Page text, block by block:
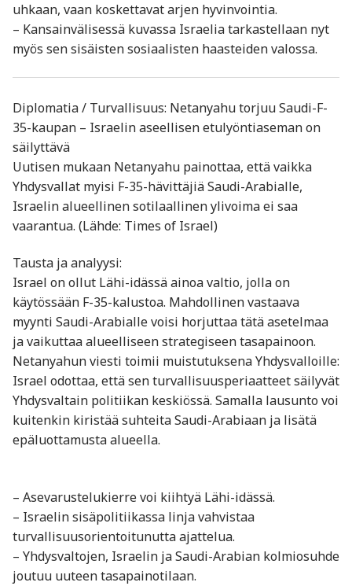
uhkaan, vaan koskettavat arjen hyvinvointia.
– Kansainvälisessä kuvassa Israelia tarkastellaan nyt
myös sen sisäisten sosiaalisten haasteiden valossa.
Diplomatia / Turvallisuus: Netanyahu torjuu Saudi-F-
35-kaupan – Israelin aseellisen etulyöntiaseman on
säilyttävä
Uutisen mukaan Netanyahu painottaa, että vaikka
Yhdysvallat myisi F-35-hävittäjiä Saudi-Arabialle,
Israelin alueellinen sotilaallinen ylivoima ei saa
vaarantua. (Lähde: Times of Israel)
Tausta ja analyysi:
Israel on ollut Lähi-idässä ainoa valtio, jolla on
käytössään F-35-kalustoa. Mahdollinen vastaava
myynti Saudi-Arabialle voisi horjuttaa tätä asetelmaa
ja vaikuttaa alueelliseen strategiseen tasapainoon.
Netanyahun viesti toimii muistutuksena Yhdysvalloille:
Israel odottaa, että sen turvallisuusperiaatteet säilyvät
Yhdysvaltain politiikan keskiössä. Samalla lausunto voi
kuitenkin kiristää suhteita Saudi-Arabiaan ja lisätä
epäluottamusta alueella.
– Asevarustelukierre voi kiihtyä Lähi-idässä.
– Israelin sisäpolitiikassa linja vahvistaa
turvallisuusorientoitunutta ajattelua.
– Yhdysvaltojen, Israelin ja Saudi-Arabian kolmiosuhde
joutuu uuteen tasapainotilaan.